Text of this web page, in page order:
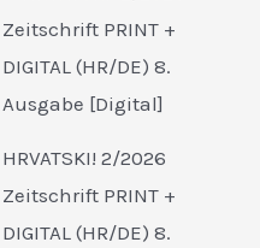
HRVATSKI! 2/2026
Zeitschrift PRINT +
DIGITAL (HR/DE) 8.